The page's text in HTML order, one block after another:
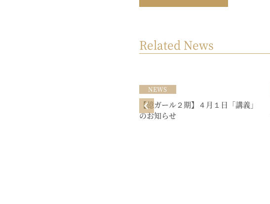
Related News
NEWS
【億ガール２期】４月１日「講義」
のお知らせ